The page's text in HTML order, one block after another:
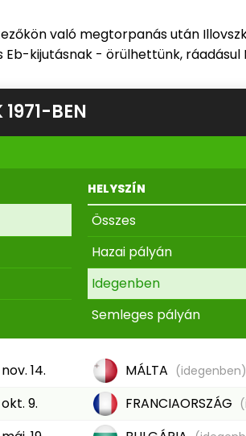
való megtorpanás után
kijutásnak - örülhettünk,
BEN
HELYSZÍN
Összes
Hazai pályán
Idegenben
Semleges pályán
nov. 14. MÁLTA (idegenben)
okt. 9. FRANCIAORSZÁG